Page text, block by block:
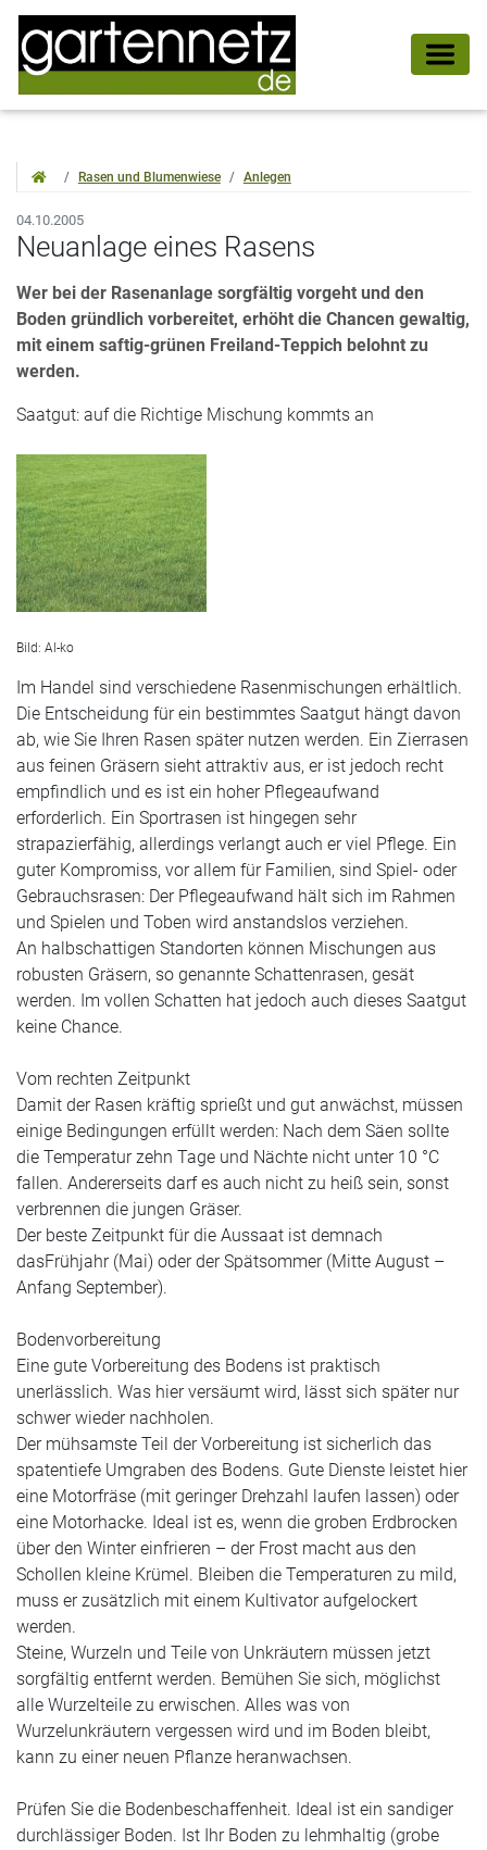
Rasen und Blumenwiese Anlegen
04.10.2005
Neuanlage eines Rasens
Wer bei der Rasenanlage sorgfältig vorgeht und den
Boden gründlich vorbereitet, erhöht die Chancen gewaltig,
mit einem saftig-grünen Freiland-Teppich belohnt zu
werden.
Saatgut: auf die Richtige Mischung kommts an
Bild: Al-ko
Im Handel sind verschiedene Rasenmischungen erhältlich.
Die Entscheidung für ein bestimmtes Saatgut hängt davon
ab, wie Sie Ihren Rasen später nutzen werden. Ein Zierrasen
aus feinen Gräsern sieht attraktiv aus, er ist jedoch recht
empfindlich und es ist ein hoher Pflegeaufwand
erforderlich. Ein Sportrasen ist hingegen sehr
strapazierfähig, allerdings verlangt auch er viel Pflege. Ein
guter Kompromiss, vor allem für Familien, sind Spiel- oder
Gebrauchsrasen: Der Pflegeaufwand hält sich im Rahmen
und Spielen und Toben wird anstandslos verziehen.
An halbschattigen Standorten können Mischungen aus
robusten Gräsern, so genannte Schattenrasen, gesät
werden. Im vollen Schatten hat jedoch auch dieses Saatgut
keine Chance.
Vom rechten Zeitpunkt
Damit der Rasen kräftig sprießt und gut anwächst, müssen
einige Bedingungen erfüllt werden: Nach dem Säen sollte
die Temperatur zehn Tage und Nächte nicht unter 10 °C
fallen. Andererseits darf es auch nicht zu heiß sein, sonst
verbrennen die jungen Gräser.
Der beste Zeitpunkt für die Aussaat ist demnach
dasFrühjahr (Mai) oder derSpätsommer (Mitte August –
Anfang September).
Bodenvorbereitung
Eine gute Vorbereitung des Bodens ist praktisch
unerlässlich. Was hier versäumt wird, lässt sich später nur
schwer wieder nachholen.
Der mühsamste Teil der Vorbereitung ist sicherlich das
spatentiefe Umgraben des Bodens. Gute Dienste leistet hier
eine Motorfräse (mit geringer Drehzahl laufen lassen) oder
eine Motorhacke. Ideal ist es, wenn die groben Erdbrocken
über den Winter einfrieren – der Frost macht aus den
Schollen kleine Krümel. Bleiben die Temperaturen zu mild,
muss er zusätzlich mit einem Kultivator aufgelockert
werden.
Steine, Wurzeln und Teile von Unkräutern müssen jetzt
sorgfältig entfernt werden. Bemühen Sie sich, möglichst
alle Wurzelteile zu erwischen. Alles was von
Wurzelunkräutern vergessen wird und im Boden bleibt,
kann zu einer neuen Pflanze heranwachsen.
Prüfen Sie die Bodenbeschaffenheit. Ideal ist ein sandiger
durchlässiger Boden. Ist Ihr Boden zu lehmhaltig (grobe